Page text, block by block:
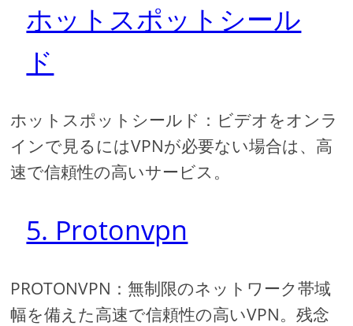
ホットスポットシール
ド
ホットスポットシールド：ビデオをオンラ
インで見るにはVPNが必要ない場合は、高
速で信頼性の高いサービス。
5. Protonvpn
PROTONVPN：無制限のネットワーク帯域
幅を備えた高速で信頼性の高いVPN。残念